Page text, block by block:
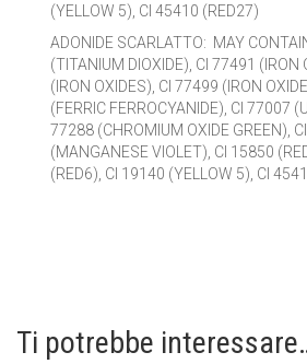
(YELLOW 5), CI 45410 (RED27)
ADONIDE SCARLATTO: MAY
(TITANIUM DIOXIDE), CI 77491 (IRON
(IRON OXIDES), CI 77499 (IRON
(FERRIC FERROCYANIDE), CI 77007
77288 (CHROMIUM OXIDE GREEN),
(MANGANESE VIOLET), CI 15850
(RED6), CI 19140 (YELLOW 5), CI
Ti potrebbe